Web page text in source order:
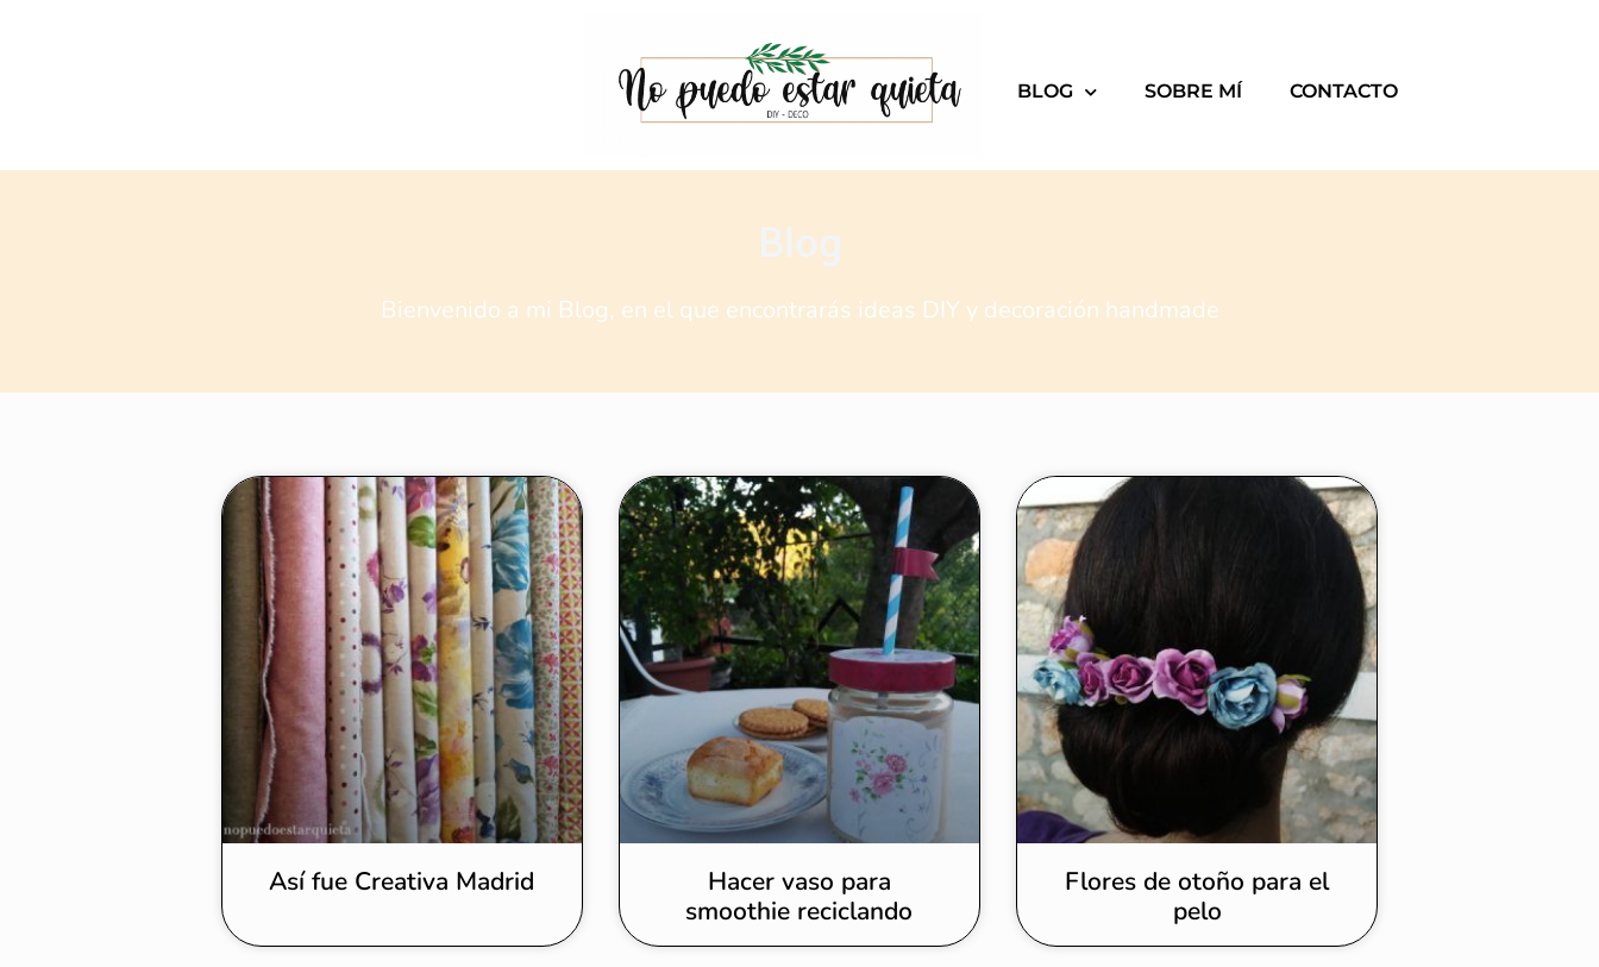
BLOG SOBRE MÍ CONTACTO
Blog
Bienvenido a mi Blog, en el que encontrarás ideas DIY y decoración handmade
Así fue Creativa Madrid
Hacer vaso para
smoothie reciclando
Flores de otoño para el
pelo